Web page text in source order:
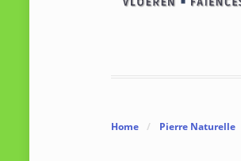
Home / Pierre Naturelle